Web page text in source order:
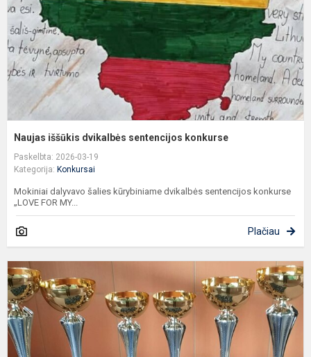
Naujas iššūkis dvikalbės sentencijos konkurse
Paskelbta: 2026-03-19
Kategorija: Konkursai
Mokiniai dalyvavo šalies kūrybiniame dvikalbės sentencijos konkurse
„LOVE FOR MY...
Plačiau